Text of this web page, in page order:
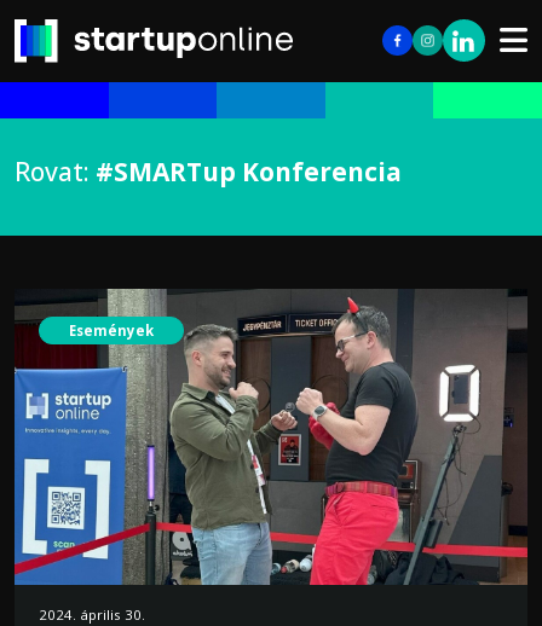
Rovat: #SMARTup Konferencia
Események
2024. április 30.